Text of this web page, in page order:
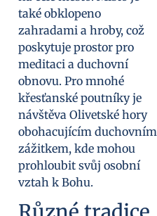
také obklopeno
zahradami a hroby, což
poskytuje prostor pro
meditaci a duchovní
obnovu. Pro mnohé
křesťanské poutníky je
návštěva Olivetské hory
obohacujícím duchovním
zážitkem, kde mohou
prohloubit svůj osobní
vztah k Bohu.